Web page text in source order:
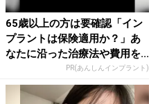
65歳以上の方は要確認「イン
プラントは保険適用か？」あ
なたに沿った治療法や費用を...
PR(あんしんインプラント)